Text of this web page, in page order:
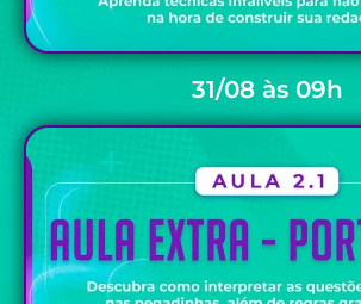
31/08 às 09h